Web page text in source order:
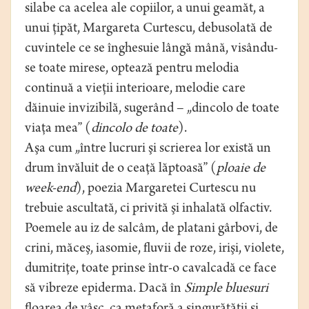
silabe ca acelea ale copiilor, a unui geamăt, a
unui ţipăt, Margareta Curtescu, debusolată de
cuvintele ce se înghesuie lângă mână, visându-
se toate mirese, optează pentru melodia
continuă a vieţii interioare, melodie care
dăinuie invizibilă, sugerând – „dincolo de toate
viaţa mea” (dincolo de toate).
Aşa cum „între lucruri şi scrierea lor există un
drum învăluit de o ceaţă lăptoasă” (ploaie de
week-end), poezia Margaretei Curtescu nu
trebuie ascultată, ci privită şi inhalată olfactiv.
Poemele au iz de salcâm, de platani gârbovi, de
crini, măceş, iasomie, fluvii de roze, irişi, violete,
dumitriţe, toate prinse într-o cavalcadă ce face
să vibreze epiderma. Dacă în Simple bluesuri